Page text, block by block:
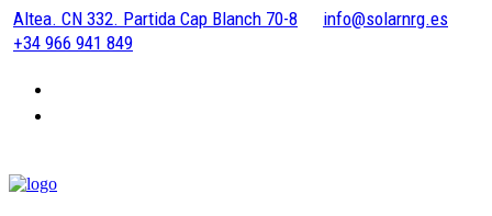
Altea. CN 332. Partida Cap Blanch 70-8
info@solarnrg.es
+34 966 941 849